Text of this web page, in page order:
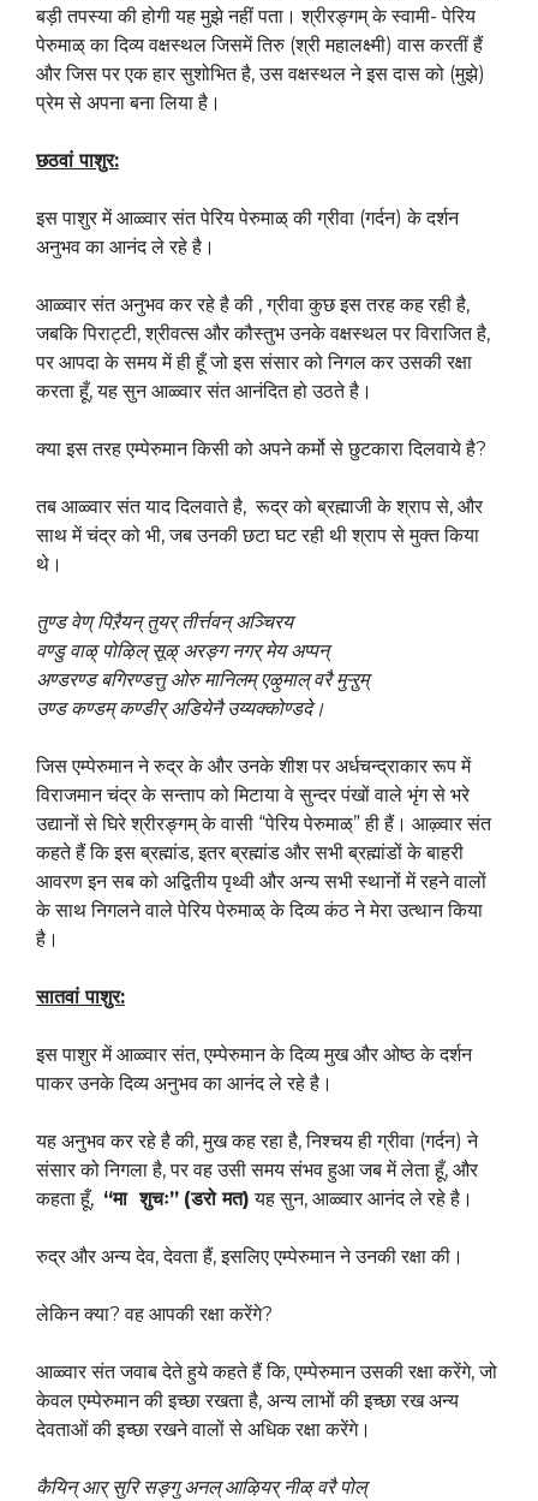
बड़ी तपस्या की होगी यह मुझे नहीं पता। श्रीरङ्गम् के स्वामी- पेरिय
पेरुमाळ् का दिव्य वक्षस्थल जिसमें तिरु (श्री महालक्ष्मी) वास करतीं हैं
और जिस पर एक हार सुशोभित है, उस वक्षस्थल ने इस दास को (मुझे)
प्रेम से अपना बना लिया है।
छठवां पाशुर:
इस पाशुर में आळ्वार संत पेरिय पेरुमाळ् की ग्रीवा (गर्दन) के दर्शन
अनुभव का आनंद ले रहे है।
आळ्वार संत अनुभव कर रहे है की , ग्रीवा कुछ इस तरह कह रही है,
जबकि पिराट्टी, श्रीवत्स और कौस्तुभ उनके वक्षस्थल पर विराजित है,
पर आपदा के समय में ही हूँ जो इस संसार को निगल कर उसकी रक्षा
करता हूँ, यह सुन आळ्वार संत आनंदित हो उठते है।
क्या इस तरह एम्पेरुमान किसी को अपने कर्मो से छुटकारा दिलवाये है?
तब आळ्वार संत याद दिलवाते है, रूद्र को ब्रह्माजी के श्राप से, और
साथ में चंद्र को भी, जब उनकी छटा घट रही थी श्राप से मुक्त किया
थे।
तुण्ड वेण् पिऱैयन् तुयर् तीर्त्तवन् अञ्चिरय
वण्डु वाऴ् पोऴिल् सूऴ् अरङ्ग नगर् मेय अप्पन्
अण्डरण्ड बगिरण्डत्तु ओरु मानिलम् एऴुमाल् वरै मुऱ्ऱुम्
उण्ड कण्डम् कण्डीर् अडियेनै उय्यक्कोण्डदे।
जिस एम्पेरुमान ने रुद्र के और उनके शीश पर अर्धचन्द्राकार रूप में
विराजमान चंद्र के सन्ताप को मिटाया वे सुन्दर पंखों वाले भृंग से भरे
उद्यानों से घिरे श्रीरङ्गम् के वासी “पेरिय पेरुमाळ्” ही हैं। आऴ्वार संत
कहते हैं कि इस ब्रह्मांड, इतर ब्रह्मांड और सभी ब्रह्मांडों के बाहरी
आवरण इन सब को अद्वितीय पृथ्वी और अन्य सभी स्थानों में रहने वालों
के साथ निगलने वाले पेरिय पेरुमाळ् के दिव्य कंठ ने मेरा उत्थान किया
है।
सातवां पाशुर:
इस पाशुर में आळ्वार संत, एम्पेरुमान के दिव्य मुख और ओष्ठ के दर्शन
पाकर उनके दिव्य अनुभव का आनंद ले रहे है।
यह अनुभव कर रहे है की, मुख कह रहा है, निश्चय ही ग्रीवा (गर्दन) ने
संसार को निगला है, पर वह उसी समय संभव हुआ जब में लेता हूँ, और
कहता हूँ, “मा शुचः” (डरो मत) यह सुन, आळ्वार आनंद ले रहे है।
रुद्र और अन्य देव, देवता हैं, इसलिए एम्पेरुमान ने उनकी रक्षा की।
लेकिन क्या? वह आपकी रक्षा करेंगे?
आळ्वार संत जवाब देते हुये कहते हैं कि, एम्पेरुमान उसकी रक्षा करेंगे, जो
केवल एम्पेरुमान की इच्छा रखता है, अन्य लाभों की इच्छा रख अन्य
देवताओं की इच्छा रखने वालों से अधिक रक्षा करेंगे।
कैयिन् आर् सुरि सङ्गु अनल् आऴियर् नीळ् वरै पोल्